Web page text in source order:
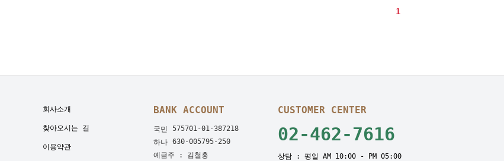
1
회사소개
찾아오시는 길
이용약관
BANK ACCOUNT
국민
575701-01-387218
하나 630-005795-250
예금주 : 김철홍
CUSTOMER CENTER
02-462-7616
상담 : 평일 AM 10:00 - PM 05:00